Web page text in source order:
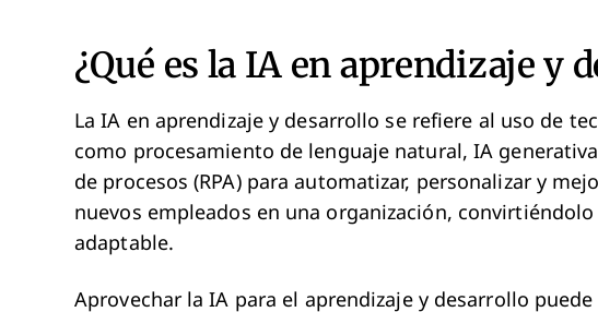
¿Qué es la IA en aprendizaje y
La IA en aprendizaje y desarrollo se refiere al uso de
como procesamiento de lenguaje natural, IA
de procesos (RPA) para automatizar, personalizar y
nuevos empleados en una organización,
adaptable.
Aprovechar la IA para el aprendizaje y desarrollo